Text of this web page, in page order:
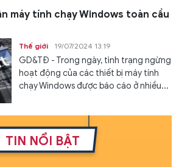
máy tính chạy Windows toàn cầu
Thế giới 19/07/2024 13:19
GD&TĐ - Trong ngày, tình trạng ngừng
hoạt động của các thiết bị máy tính
chạy Windows được báo cáo ở nhiều...
TIN NỔI BẬT